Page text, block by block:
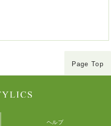
Page Top
ヘルプ